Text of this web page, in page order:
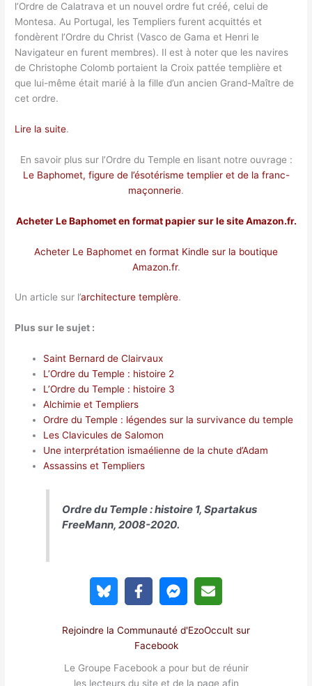
l’Ordre de Calatrava et un nouvel ordre fut créé, celui de
Montesa. Au Portugal, les Templiers furent acquittés et
fondèrent l’Ordre du Christ (Vasco de Gama et Henri le
Navigateur en furent membres). Il est à noter que les navires
de Christophe Colomb portaient la Croix pattée templière et
que lui-même était marié à la fille d’un ancien Grand-Maître de
cet ordre.
Lire la suite.
En savoir plus sur l’Ordre du Temple en lisant notre ouvrage :
Le Baphomet, figure de l’ésotérisme templier et de la franc-
maçonnerie.
Acheter Le Baphomet en format papier sur le site Amazon.fr.
Acheter Le Baphomet en format Kindle sur la boutique
Amazon.fr.
Un article sur l’architecture templère.
Plus sur le sujet :
Saint Bernard de Clairvaux
L’Ordre du Temple : histoire 2
L’Ordre du Temple : histoire 3
Alchimie et Templiers
Ordre du Temple : légendes sur la survivance du temple
Les Clavicules de Salomon
Une interprétation ismaélienne de la chute d’Adam
Assassins et Templiers
Ordre du Temple : histoire 1, Spartakus
FreeMann, 2008-2020.
Rejoindre la Communauté d'EzoOccult sur
Facebook
Le Groupe Facebook a pour but de réunir
les lecteurs du site et de la page afin